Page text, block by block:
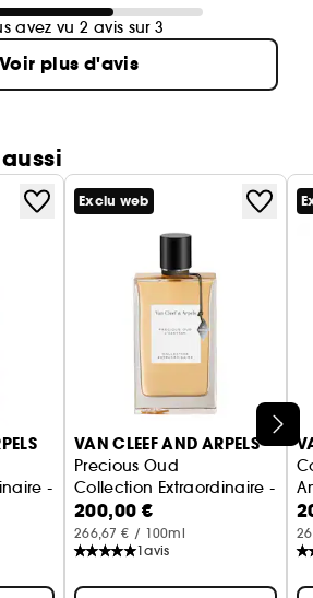
avez vu 2 avis sur 3
Voir plus d'avis
- Eau de Parfum
Exclu web
VAN CLEEF AND ARPELS
Precious Oud
Collection Extraordinaire -
200,00 €
266,67 € / 100ml
1avis